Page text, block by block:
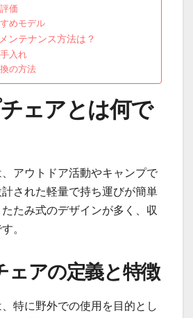
価
めモデル
ンテナンス方法は？
入れ
の方法
ェアとは何で
アウトドア活動やキャンプで
された軽量で持ち運びが簡単
たみ式のデザインが多く、収
。
ェアの定義と特徴
特に野外での使用を目的とし